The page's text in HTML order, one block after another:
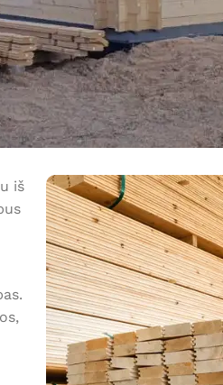
iš